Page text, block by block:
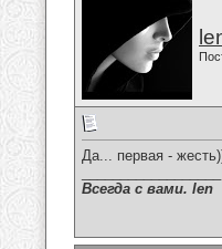
Да... первая -
Всегда с вами. len